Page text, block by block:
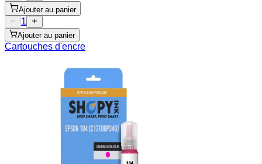
Ajouter au panier
1
Ajouter au panier
Cartouches d'encre